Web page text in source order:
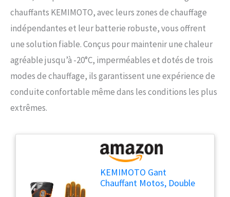
chauffants KEMIMOTO, avec leurs zones de chauffage
indépendantes et leur batterie robuste, vous offrent
une solution fiable. Conçus pour maintenir une chaleur
agréable jusqu’à -20°C, imperméables et dotés de trois
modes de chauffage, ils garantissent une expérience de
conduite confortable même dans les conditions les plus
extrêmes.
KEMIMOTO Gant
Chauffant Motos, Double